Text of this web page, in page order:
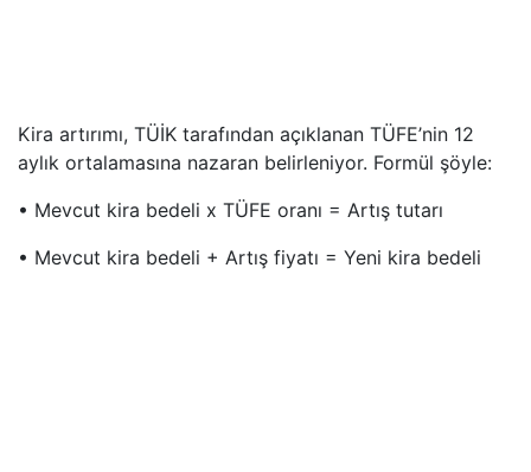
Kira artırımı, TÜİK tarafından açıklanan TÜFE’nin 12
aylık ortalamasına nazaran belirleniyor. Formül şöyle:
• Mevcut kira bedeli x TÜFE oranı = Artış tutarı
• Mevcut kira bedeli + Artış fiyatı = Yeni kira bedeli